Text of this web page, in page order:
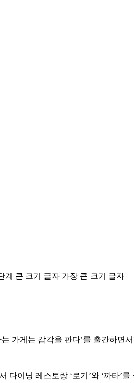
계 큰 크기 글자 가장 큰 크기 글자
가게는 감각을 판다’를 출간하면
다이닝 레스토랑 ‘로기’와 ‘까타’